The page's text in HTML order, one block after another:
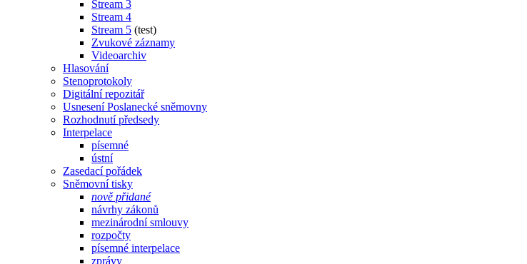
Stream 3
Stream 4
Stream 5 (test)
Zvukové záznamy
Videoarchiv
Hlasování
Stenoprotokoly
Digitální repozitář
Usnesení Poslanecké sněmovny
Rozhodnutí předsedy
Interpelace
písemné
ústní
Zasedací pořádek
Sněmovní tisky
nově přidané
návrhy zákonů
mezinárodní smlouvy
rozpočty
písemné interpelace
zprávy